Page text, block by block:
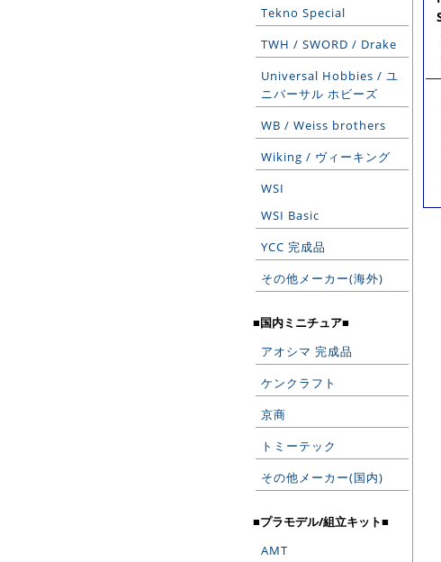
Tekno Special
TWH / SWORD / Drake
Universal Hobbies / ユ
ニバーサル ホビーズ
WB / Weiss brothers
Wiking / ヴィーキング
WSI
WSI Basic
YCC 完成品
その他メーカー(海外)
■国内ミニチュア■
アオシマ 完成品
ケンクラフト
京商
トミーテック
その他メーカー(国内)
■プラモデル/組立キット■
AMT